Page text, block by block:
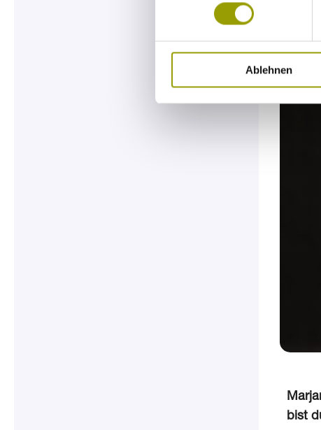
Ablehnen
bist